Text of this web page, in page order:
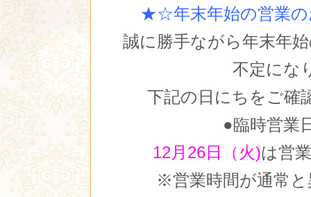
★☆年末年始の営業
誠に勝手ながら年末年
不定にな
下記の日にちをご確
●臨時営業
12月26日（火)は営
※営業時間が通常